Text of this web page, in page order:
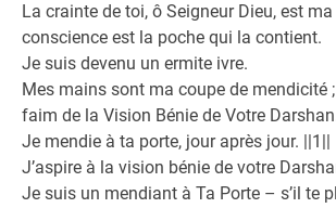
La crainte de toi, ô Seigneur Dieu, est
conscience est la poche qui la contient.
Je suis devenu un ermite ivre.
Mes mains sont ma coupe de mendicité
faim de la Vision Bénie de Votre
Je mendie à ta porte, jour après jour. ||1||
J’aspire à la vision bénie de votre
Je suis un mendiant à Ta Porte – s’il te